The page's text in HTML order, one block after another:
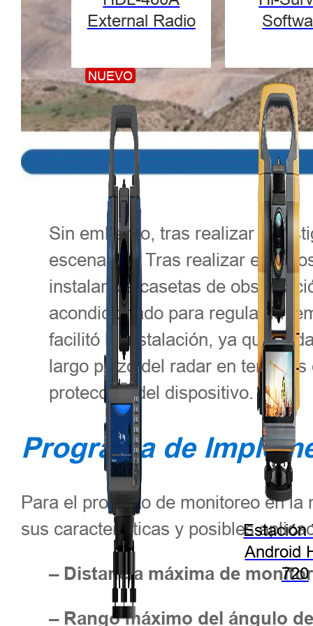
External Radio
NUEVO
Estación
Android
720
Sin embargo, tras realizar
escenarios. Tras realizar
instalamos casetas de
acondicionado para regular la
facilitó la instalación, ya que
largo plazo del radar en
protección del dispositivo.
Programa de
Para el proyecto de monitoreo en
sus características y posibles
– Distancia máxima de
– Rango máximo del ángulo